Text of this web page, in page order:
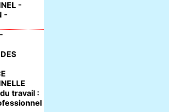
-
-
travail :